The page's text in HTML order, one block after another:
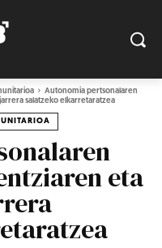
Autonomia pertsonalaren
salatzeko elkarretaratzea
eta